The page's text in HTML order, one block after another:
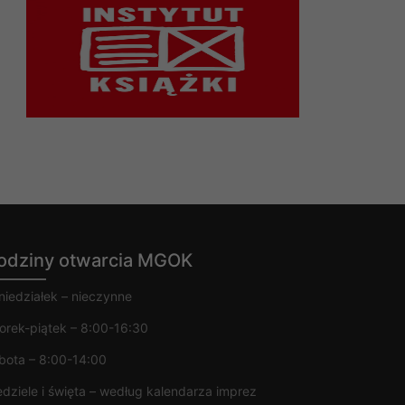
otwarcia MGOK
– nieczynne
piątek – 8:00-16:30
– 8:00-14:00
i święta – według kalendarza imprez